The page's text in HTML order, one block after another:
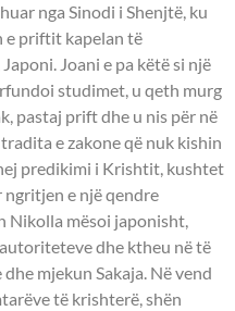
nga Sinodi i Shenjtë, ku
e priftit kapelan të
Joani e pa këtë si një
studimet, u qeth murg
pastaj prift dhe u nis për në
e zakone që nuk kishin
predikimi i Krishtit, kushtet
ngritjen e një qendre
Nikolla mësoi japonisht,
dhe ktheu në të
mjekun Sakaja. Në vend
të krishterë, shën